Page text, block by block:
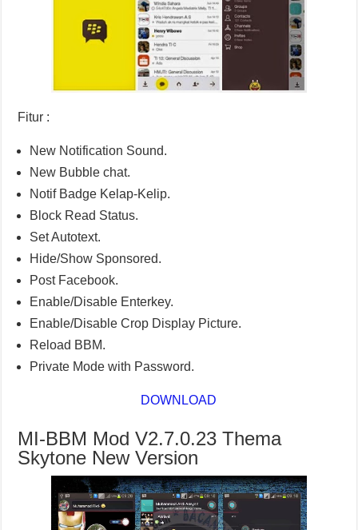
Fitur :
New Notification Sound.
New Bubble chat.
Notif Badge Kelap-Kelip.
Block Read Status.
Set Autotext.
Hide/Show Sponsored.
Post Facebook.
Enable/Disable Enterkey.
Enable/Disable Crop Display Picture.
Reload BBM.
Private Mode with Password.
DOWNLOAD
MI-BBM Mod V2.7.0.23 Thema
Skytone New Version